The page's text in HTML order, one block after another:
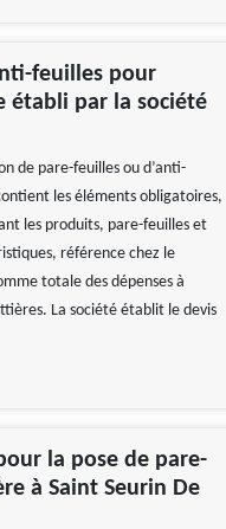
feuilles pour
établi par la société
de pare-feuilles ou d’anti-
les éléments obligatoires,
les produits, pare-feuilles et
référence chez le
totale des dépenses à
La société établit le devis
la pose de pare-
à Saint Seurin De